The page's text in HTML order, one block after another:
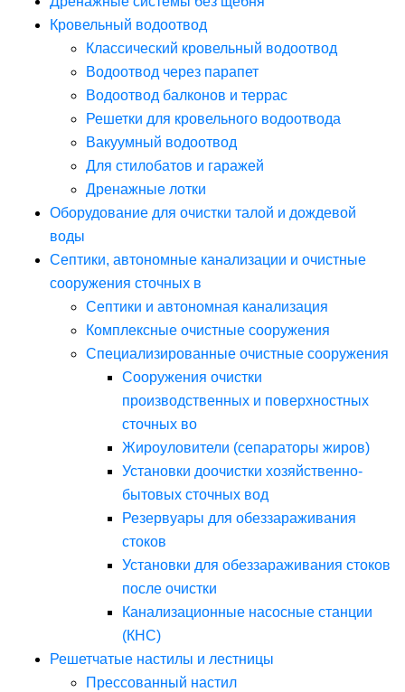
Кровельный водоотвод
Классический кровельный водоотвод
Водоотвод через парапет
Водоотвод балконов и террас
Решетки для кровельного водоотвода
Вакуумный водоотвод
Для стилобатов и гаражей
Дренажные лотки
Оборудование для очистки талой и дождевой
воды
Септики, автономные канализации и очистные
сооружения сточных в
Септики и автономная канализация
Комплексные очистные сооружения
Специализированные очистные сооружения
Сооружения очистки
производственных и поверхностных
сточных во
Жироуловители (сепараторы жиров)
Установки доочистки хозяйственно-
бытовых сточных вод
Резервуары для обеззараживания
стоков
Установки для обеззараживания стоков
после очистки
Канализационные насосные станции
(КНС)
Решетчатые настилы и лестницы
Прессованный настил